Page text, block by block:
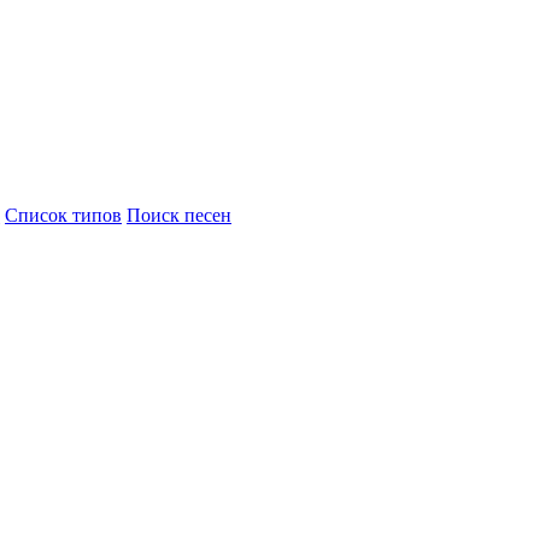
Cписок типов Поиск песен